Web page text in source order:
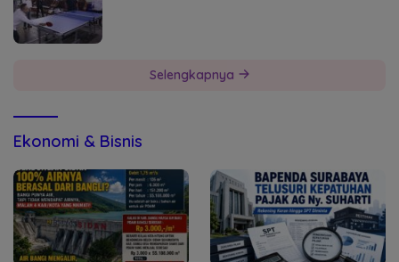
Selengkapnya
Ekonomi & Bisnis